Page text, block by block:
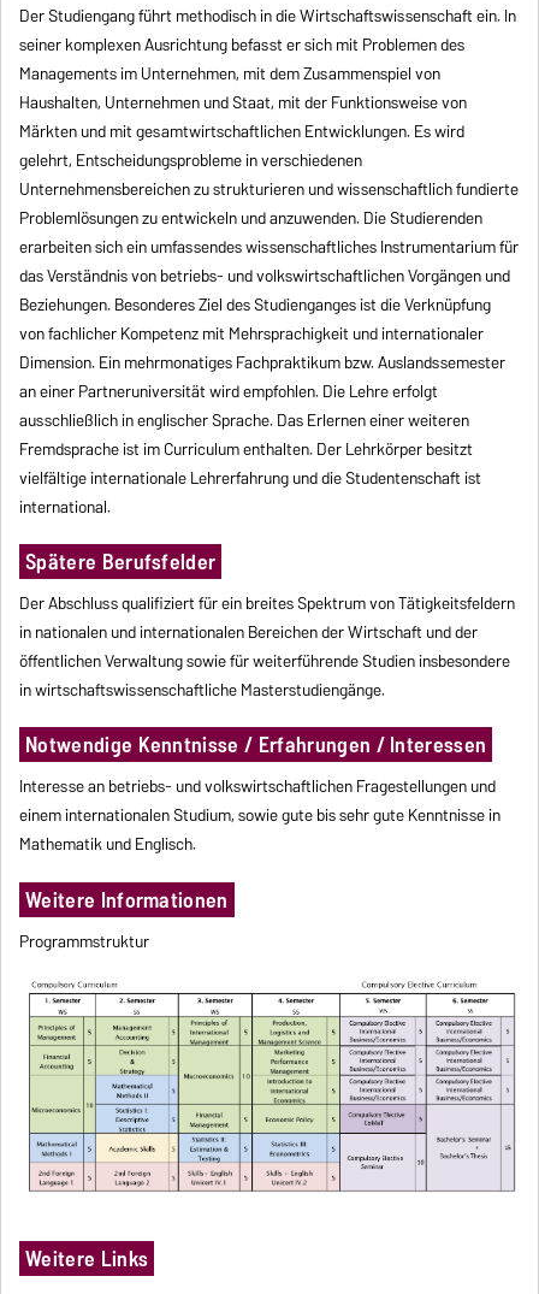
Der Studiengang führt methodisch in die Wirtschaftswissenschaft ein. In
seiner komplexen Ausrichtung befasst er sich mit Problemen des
Managements im Unternehmen, mit dem Zusammenspiel von
Haushalten, Unternehmen und Staat, mit der Funktionsweise von
Märkten und mit gesamtwirtschaftlichen Entwicklungen. Es wird
gelehrt, Entscheidungsprobleme in verschiedenen
Unternehmensbereichen zu strukturieren und wissenschaftlich fundierte
Problemlösungen zu entwickeln und anzuwenden. Die Studierenden
erarbeiten sich ein umfassendes wissenschaftliches Instrumentarium für
das Verständnis von betriebs- und volkswirtschaftlichen Vorgängen und
Beziehungen. Besonderes Ziel des Studienganges ist die Verknüpfung
von fachlicher Kompetenz mit Mehrsprachigkeit und internationaler
Dimension. Ein mehrmonatiges Fachpraktikum bzw. Auslandssemester
an einer Partneruniversität wird empfohlen. Die Lehre erfolgt
ausschließlich in englischer Sprache. Das Erlernen einer weiteren
Fremdsprache ist im Curriculum enthalten. Der Lehrkörper besitzt
vielfältige internationale Lehrerfahrung und die Studentenschaft ist
international.
Spätere Berufsfelder
Der Abschluss qualifiziert für ein breites Spektrum von Tätigkeitsfeldern
in nationalen und internationalen Bereichen der Wirtschaft und der
öffentlichen Verwaltung sowie für weiterführende Studien insbesondere
in wirtschaftswissenschaftliche Masterstudiengänge.
Notwendige Kenntnisse / Erfahrungen / Interessen
Interesse an betriebs- und volkswirtschaftlichen Fragestellungen und
einem internationalen Studium, sowie gute bis sehr gute Kenntnisse in
Mathematik und Englisch.
Weitere Informationen
Programmstruktur
Weitere Links